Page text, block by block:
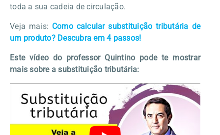
toda a sua cadeia de circulação.
Veja mais: Como calcular substituição tributária de
um produto? Descubra em 4 passos!
Este vídeo do professor Quintino pode te mostrar
mais sobre a substituição tributária: